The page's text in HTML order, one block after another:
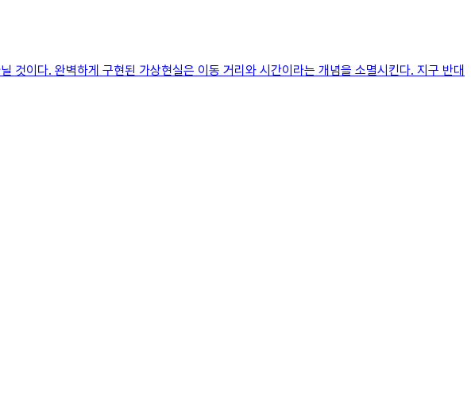
것이다. 완벽하게 구현된 가상현실은 이동 거리와 시간이라는 개념을 소멸시킨다. 지구 반대